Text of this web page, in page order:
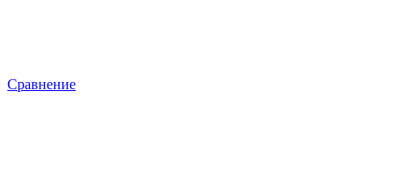
Сравнение